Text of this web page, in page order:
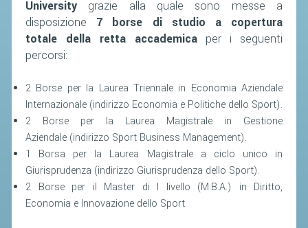
University grazie alla quale sono messe a
disposizione 7 borse di studio a copertura
totale della retta accademica per i seguenti
percorsi:
2 Borse per la Laurea Triennale in Economia Aziendale
Internazionale (indirizzo Economia e Politiche dello Sport).
2 Borse per la Laurea Magistrale in Gestione
Aziendale (indirizzo Sport Business Management).
1 Borsa per la Laurea Magistrale a ciclo unico in
Giurisprudenza (indirizzo Giurisprudenza dello Sport).
2 Borse per il Master di I livello (M.B.A.) in Diritto,
Economia e Innovazione dello Sport.